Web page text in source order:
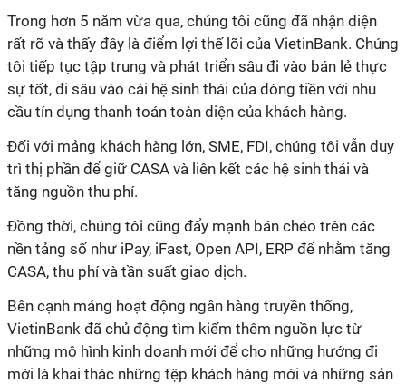
Trong hơn 5 năm vừa qua, chúng tôi cũng đã nhận diện
rất rõ và thấy đây là điểm lợi thế lõi của VietinBank. Chúng
tôi tiếp tục tập trung và phát triển sâu đi vào bán lẻ thực
sự tốt, đi sâu vào cái hệ sinh thái của dòng tiền với nhu
cầu tín dụng thanh toán toàn diện của khách hàng.
Đối với mảng khách hàng lớn, SME, FDI, chúng tôi vẫn duy
trì thị phần để giữ CASA và liên kết các hệ sinh thái và
tăng nguồn thu phí.
Đồng thời, chúng tôi cũng đẩy mạnh bán chéo trên các
nền tảng số như iPay, iFast, Open API, ERP để nhằm tăng
CASA, thu phí và tần suất giao dịch.
Bên cạnh mảng hoạt động ngân hàng truyền thống,
VietinBank đã chủ động tìm kiếm thêm nguồn lực từ
những mô hình kinh doanh mới để cho những hướng đi
mới là khai thác những tệp khách hàng mới và những sản